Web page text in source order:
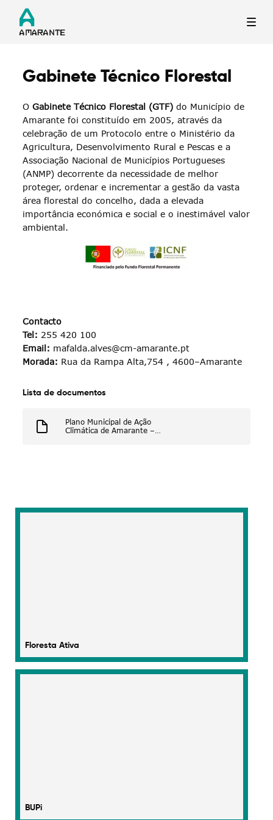
Categorias gerais
Gabinete Técnico Florestal
OGabinete Técnico Florestal (GTF) do Município de
Amarante foi constituído em 2005, através da
celebração de um Protocolo entre o Ministério da
Agricultura, Desenvolvimento Rural e Pescas e a
Associação Nacional de Municípios Portugueses
(ANMP) decorrente da necessidade de melhor
proteger, ordenar e incrementar a gestão da vasta
área florestal do concelho, dada a elevada
importância económica e social e o inestimável valor
ambiental.
Contacto
Tel: 255 420 100
Email: mafalda.alves@cm-amarante.pt
Morada: ​ Rua da Rampa Alta,754​ , 4600–Amarante
Lista de documentos
Plano Municipal de Ação
Climática de Amarante –
Floresta Ativa
BUPi